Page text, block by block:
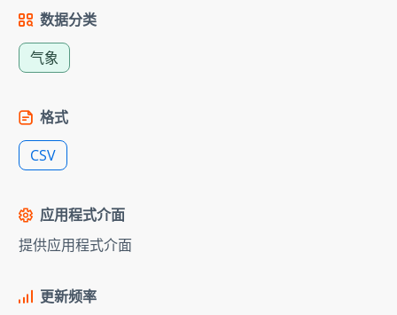
数据分类
气象
格式
CSV
应用程式介面
提供应用程式介面
更新频率